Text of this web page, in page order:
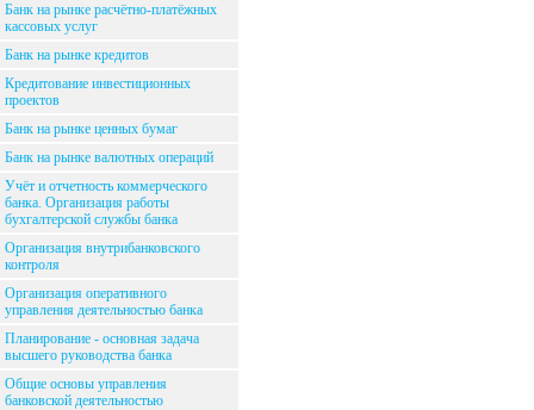
Банк на рынке расчётно-платёжных
кассовых услуг
Банк на рынке кредитов
Кредитование инвестиционных
проектов
Банк на рынке ценных бумаг
Банк на рынке валютных операций
Учёт и отчетность коммерческого
банка. Организация работы
бухгалтерской службы банка
Организация внутрибанковского
контроля
Организация оперативного
управления деятельностью банка
Планирование - основная задача
высшего руководства банка
Общие основы управления
банковской деятельностью